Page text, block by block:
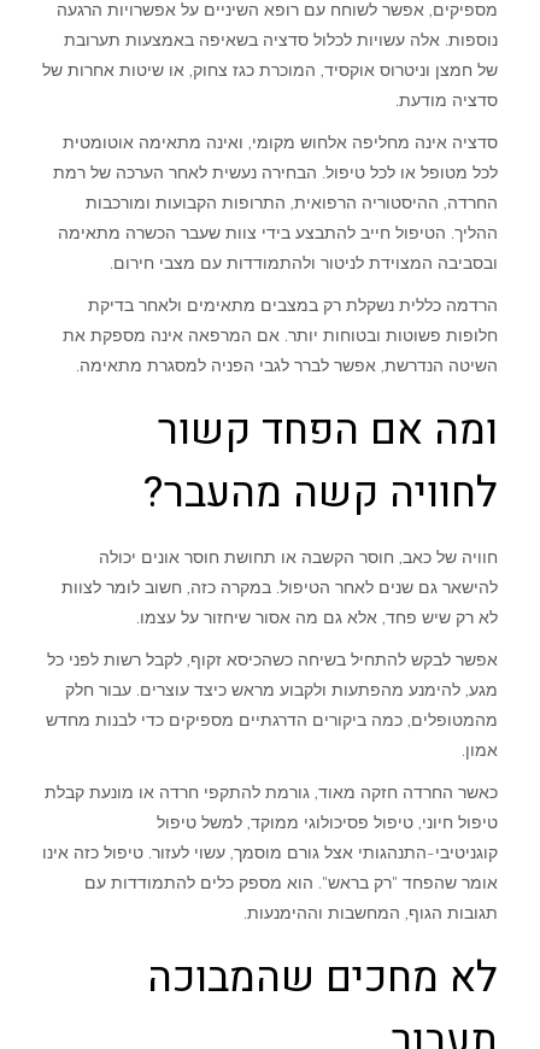
מספיקים, אפשר לשוחח עם רופא השיניים על אפשרויות הרגעה
נוספות. אלה עשויות לכלול סדציה בשאיפה באמצעות תערובת
של חמצן וניטרוס אוקסיד, המוכרת כגז צחוק, או שיטות אחרות של
סדציה מודעת.
סדציה אינה מחליפה אלחוש מקומי, ואינה מתאימה אוטומטית
לכל מטופל או לכל טיפול. הבחירה נעשית לאחר הערכה של רמת
החרדה, ההיסטוריה הרפואית, התרופות הקבועות ומורכבות
ההליך. הטיפול חייב להתבצע בידי צוות שעבר הכשרה מתאימה
ובסביבה המצוידת לניטור ולהתמודדות עם מצבי חירום.
הרדמה כללית נשקלת רק במצבים מתאימים ולאחר בדיקת
חלופות פשוטות ובטוחות יותר. אם המרפאה אינה מספקת את
השיטה הנדרשת, אפשר לברר לגבי הפניה למסגרת מתאימה.
ומה אם הפחד קשור
לחוויה קשה מהעבר?
חוויה של כאב, חוסר הקשבה או תחושת חוסר אונים יכולה
להישאר גם שנים לאחר הטיפול. במקרה כזה, חשוב לומר לצוות
לא רק שיש פחד, אלא גם מה אסור שיחזור על עצמו.
אפשר לבקש להתחיל בשיחה כשהכיסא זקוף, לקבל רשות לפני כל
מגע, להימנע מהפתעות ולקבוע מראש כיצד עוצרים. עבור חלק
מהמטופלים, כמה ביקורים הדרגתיים מספיקים כדי לבנות מחדש
אמון.
כאשר החרדה חזקה מאוד, גורמת להתקפי חרדה או מונעת קבלת
טיפול חיוני, טיפול פסיכולוגי ממוקד, למשל טיפול
קוגניטיבי-התנהגותי אצל גורם מוסמך, עשוי לעזור. טיפול כזה אינו
אומר שהפחד "רק בראש". הוא מספק כלים להתמודדות עם
תגובות הגוף, המחשבות וההימנעות.
לא מחכים שהמבוכה